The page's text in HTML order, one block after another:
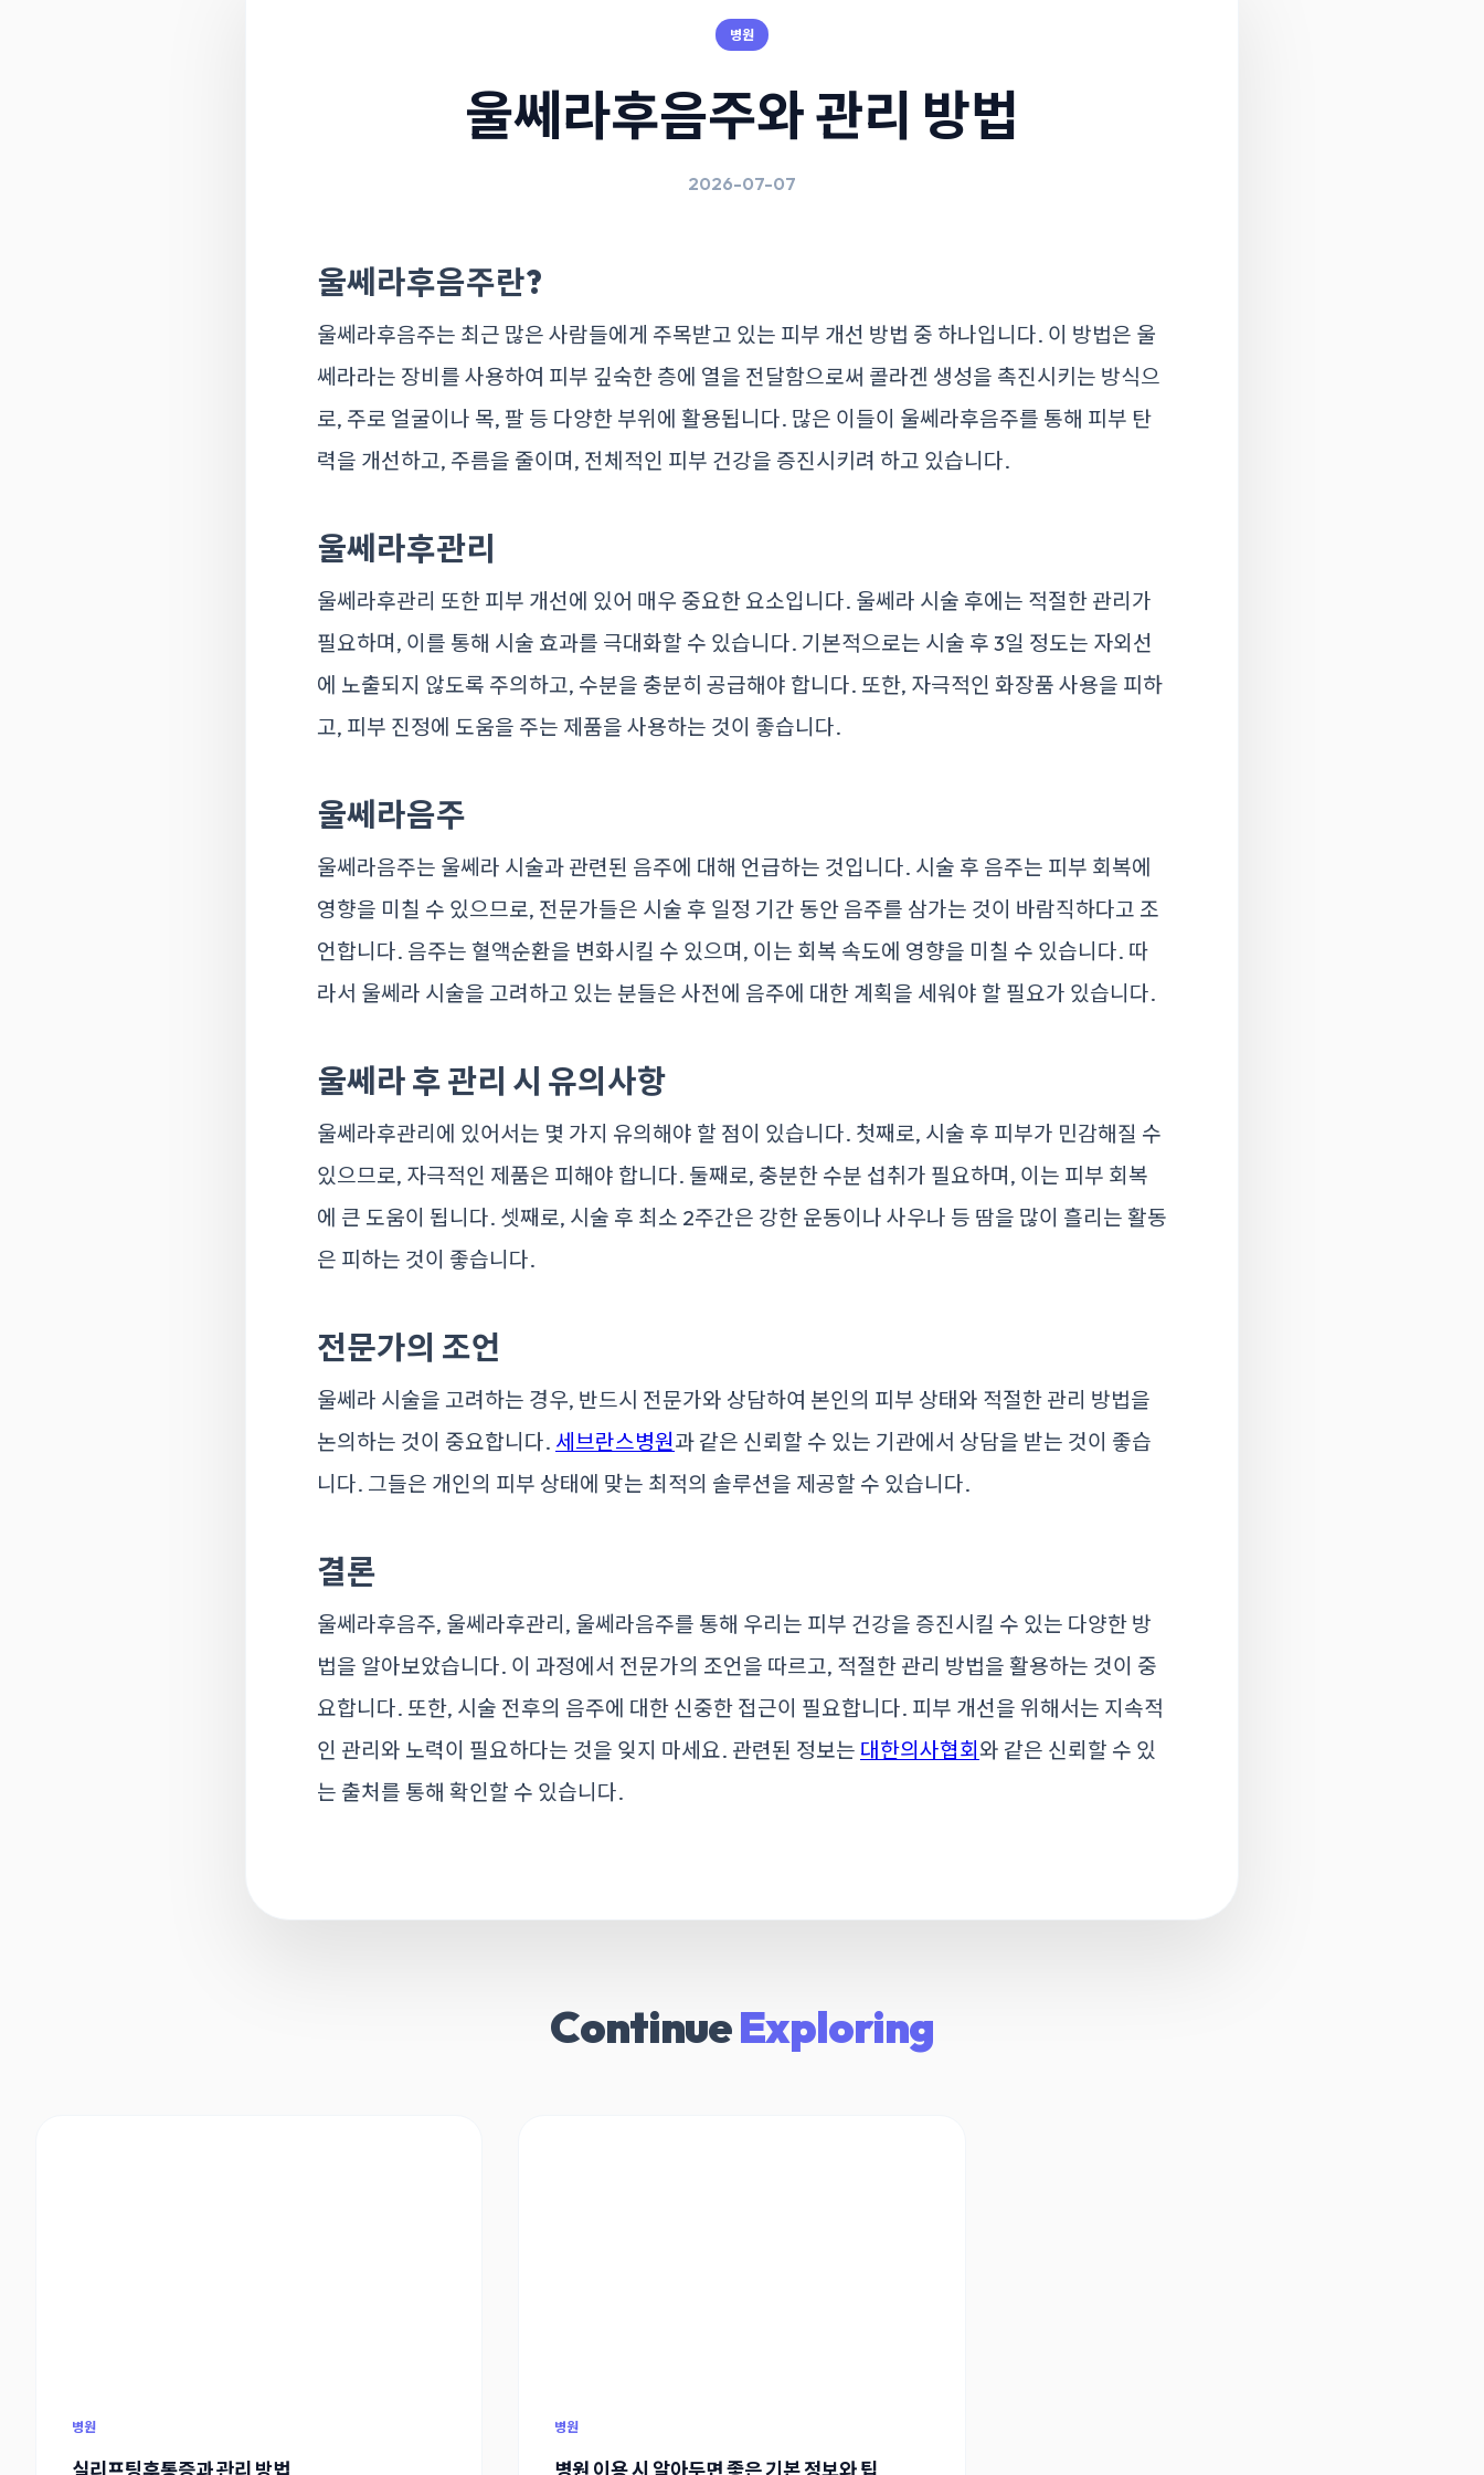
병원
울쎄라후음주와 관리 방법
2026-07-07
울쎄라후음주란?
울쎄라후음주는 최근 많은 사람들에게 주목받고 있는 피부 개선 방법 중 하나입니다. 이 방법은 울
쎄라라는 장비를 사용하여 피부 깊숙한 층에 열을 전달함으로써 콜라겐 생성을 촉진시키는 방식으
로, 주로 얼굴이나 목, 팔 등 다양한 부위에 활용됩니다. 많은 이들이 울쎄라후음주를 통해 피부 탄
력을 개선하고, 주름을 줄이며, 전체적인 피부 건강을 증진시키려 하고 있습니다.
울쎄라후관리
울쎄라후관리 또한 피부 개선에 있어 매우 중요한 요소입니다. 울쎄라 시술 후에는 적절한 관리가
필요하며, 이를 통해 시술 효과를 극대화할 수 있습니다. 기본적으로는 시술 후 3일 정도는 자외선
에 노출되지 않도록 주의하고, 수분을 충분히 공급해야 합니다. 또한, 자극적인 화장품 사용을 피하
고, 피부 진정에 도움을 주는 제품을 사용하는 것이 좋습니다.
울쎄라음주
울쎄라음주는 울쎄라 시술과 관련된 음주에 대해 언급하는 것입니다. 시술 후 음주는 피부 회복에
영향을 미칠 수 있으므로, 전문가들은 시술 후 일정 기간 동안 음주를 삼가는 것이 바람직하다고 조
언합니다. 음주는 혈액순환을 변화시킬 수 있으며, 이는 회복 속도에 영향을 미칠 수 있습니다. 따
라서 울쎄라 시술을 고려하고 있는 분들은 사전에 음주에 대한 계획을 세워야 할 필요가 있습니다.
울쎄라 후 관리 시 유의사항
울쎄라후관리에 있어서는 몇 가지 유의해야 할 점이 있습니다. 첫째로, 시술 후 피부가 민감해질 수
있으므로, 자극적인 제품은 피해야 합니다. 둘째로, 충분한 수분 섭취가 필요하며, 이는 피부 회복
에 큰 도움이 됩니다. 셋째로, 시술 후 최소 2주간은 강한 운동이나 사우나 등 땀을 많이 흘리는 활동
은 피하는 것이 좋습니다.
전문가의 조언
울쎄라 시술을 고려하는 경우, 반드시 전문가와 상담하여 본인의 피부 상태와 적절한 관리 방법을
논의하는 것이 중요합니다. 세브란스병원과 같은 신뢰할 수 있는 기관에서 상담을 받는 것이 좋습
니다. 그들은 개인의 피부 상태에 맞는 최적의 솔루션을 제공할 수 있습니다.
결론
울쎄라후음주, 울쎄라후관리, 울쎄라음주를 통해 우리는 피부 건강을 증진시킬 수 있는 다양한 방
법을 알아보았습니다. 이 과정에서 전문가의 조언을 따르고, 적절한 관리 방법을 활용하는 것이 중
요합니다. 또한, 시술 전후의 음주에 대한 신중한 접근이 필요합니다. 피부 개선을 위해서는 지속적
인 관리와 노력이 필요하다는 것을 잊지 마세요. 관련된 정보는 대한의사협회 와 같은 신뢰할 수 있
는 출처를 통해 확인할 수 있습니다.
ContinueExploring
병원
실리프팅후통증과 관리 방법
병원
병원 이용 시 알아두면 좋은 기본 정보와 팁